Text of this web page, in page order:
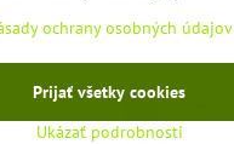
ochrany osobných údajov
Ukázať podrobnosti
Prijať všetky cookies